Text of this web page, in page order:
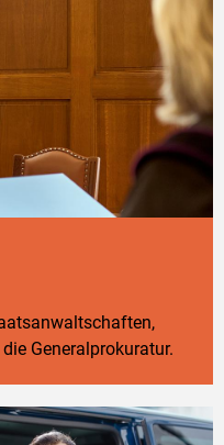
Generalprokuratur.